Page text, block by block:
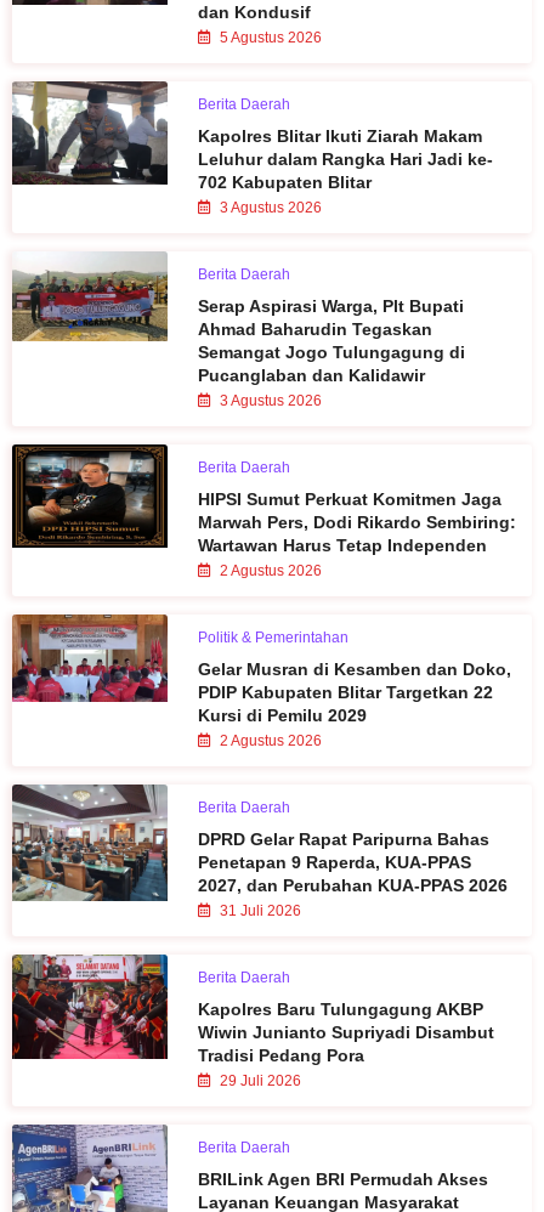
dan Kondusif
5 Agustus 2026
Berita Daerah
Kapolres Blitar Ikuti Ziarah Makam
Leluhur dalam Rangka Hari Jadi ke-
702 Kabupaten Blitar
3 Agustus 2026
Berita Daerah
Serap Aspirasi Warga, Plt Bupati
Ahmad Baharudin Tegaskan
Semangat Jogo Tulungagung di
Pucanglaban dan Kalidawir
3 Agustus 2026
Berita Daerah
HIPSI Sumut Perkuat Komitmen Jaga
Marwah Pers, Dodi Rikardo Sembiring:
Wartawan Harus Tetap Independen
2 Agustus 2026
Politik & Pemerintahan
Gelar Musran di Kesamben dan Doko,
PDIP Kabupaten Blitar Targetkan 22
Kursi di Pemilu 2029
2 Agustus 2026
Berita Daerah
DPRD Gelar Rapat Paripurna Bahas
Penetapan 9 Raperda, KUA-PPAS
2027, dan Perubahan KUA-PPAS 2026
31 Juli 2026
Berita Daerah
Kapolres Baru Tulungagung AKBP
Wiwin Junianto Supriyadi Disambut
Tradisi Pedang Pora
29 Juli 2026
Berita Daerah
BRILink Agen BRI Permudah Akses
Layanan Keuangan Masyarakat